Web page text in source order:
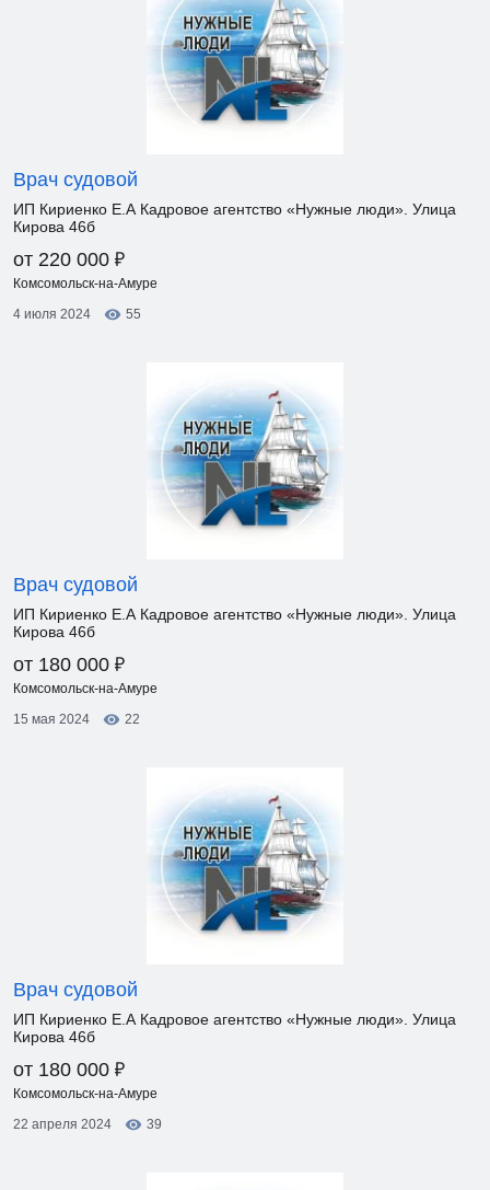
Врач судовой
ИП Кириенко Е.А Кадровое агентство «Нужные люди». Улица
Кирова 46б
от 220 000 ₽
Комсомольск-на-Амуре
4 июля 2024
55
Врач судовой
ИП Кириенко Е.А Кадровое агентство «Нужные люди». Улица
Кирова 46б
от 180 000 ₽
Комсомольск-на-Амуре
15 мая 2024
22
Врач судовой
ИП Кириенко Е.А Кадровое агентство «Нужные люди». Улица
Кирова 46б
от 180 000 ₽
Комсомольск-на-Амуре
22 апреля 2024
39